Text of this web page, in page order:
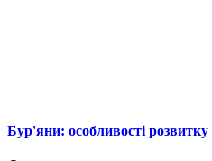
Бур'яни: особливості розвитку